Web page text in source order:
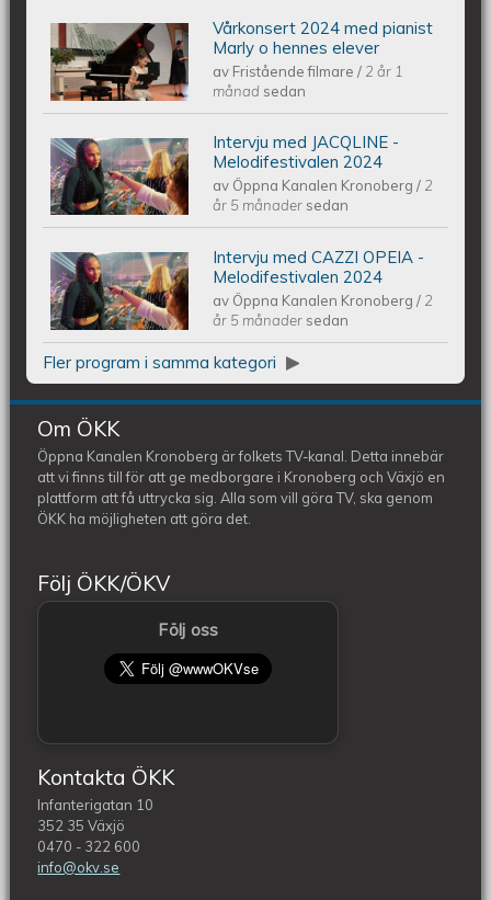
Piano Marly Azevedo Andersson
Vårkonsert EQUMENIAkyrkan
240608
Vårkonsert 2024 med pianist
Marly o hennes elever
av Fristående filmare/ 2 år 1
månad sedan
Intervju med JACQLINE -
Melodifestivalen 2024
Intervju med JACQLINE -
Melodifestivalen 2024
av Öppna Kanalen Kronoberg/ 2
år 5 månader sedan
Intervju med CAZZI OPEIA -
Melodifestivalen 2024
Intervju med CAZZI OPEIA -
Melodifestivalen 2024
av Öppna Kanalen Kronoberg/ 2
år 5 månader sedan
Fler program i samma kategori
Om ÖKK
Öppna Kanalen Kronoberg är folkets TV-kanal. Detta innebär
att vi finns till för att ge medborgare i Kronoberg och Växjö en
plattform att få uttrycka sig. Alla som vill göra TV, ska genom
ÖKK ha möjligheten att göra det.
Följ ÖKK/ÖKV
Följ oss
Kontakta ÖKK
Infanterigatan 10
352 35 Växjö
0470 - 322 600
info@okv.se